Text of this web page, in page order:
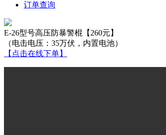
订单查询
E-26型号高压防暴警棍【260元】
（电击电压：35万伏，内置电池）
【点击在线下单】